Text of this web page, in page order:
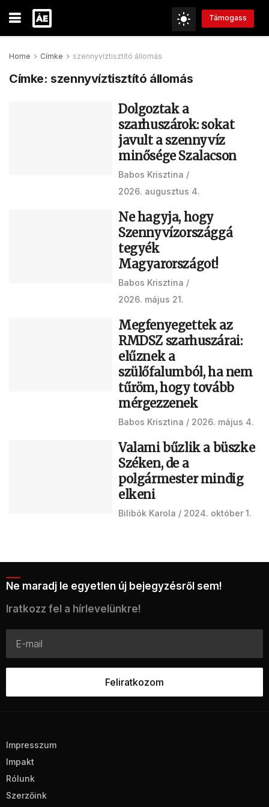
Támogass
Home Címke szennyvíztisztító állomás
Címke: szennyvíztisztító állomás
Dolgoztak a
szarhuszárok: sokat
javult a szennyvíz
minősége Szalacson
Babos Krisztina
2026. augusztus 4.
Ne hagyja, hogy
Szennyvízországgá
tegyék
Magyarországot!
Babos Krisztina
2026. május 21.
Megfenyegettek az
RMDSZ szarhuszárai:
elűznek a
szülőfalumból, ha nem
tűröm, hogy tovább
mérgezzenek
Babos Krisztina 2026. május 4.
Valami bűzlik a büszke
Széken, de a
polgármester mindig
elkeni
Bilibók Karola 2024. október 1.
Ne maradj le egyetlen új bejegyzésről sem!
Iratkozz fel a hírlevelünkre!
Impresszum
Impakt
Rólunk
Szerzőink